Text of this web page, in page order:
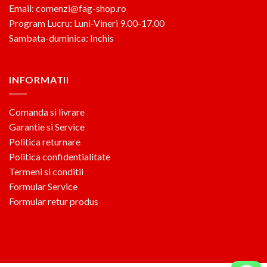
Email: comenzi@fag-shop.ro
Program Lucru: Luni-Vineri 9.00-17.00
Sambata-duminica: Inchis
INFORMATII
Comanda si livrare
Garantie si Service
Politica returnare
Politica confidentialitate
Termeni si conditii
Formular Service
Formular retur produs